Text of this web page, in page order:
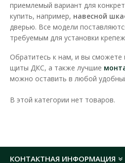
приемлемый вариант для
купить, например, навесной
дверью. Все модели
требуемым для установки
Обратитесь к нам, и вы сможете
щиты ДКС, а также лучшие
можно оставить в любой
В этой категории нет товаров.
КОНТАКТНАЯ ИНФОРМАЦИЯ